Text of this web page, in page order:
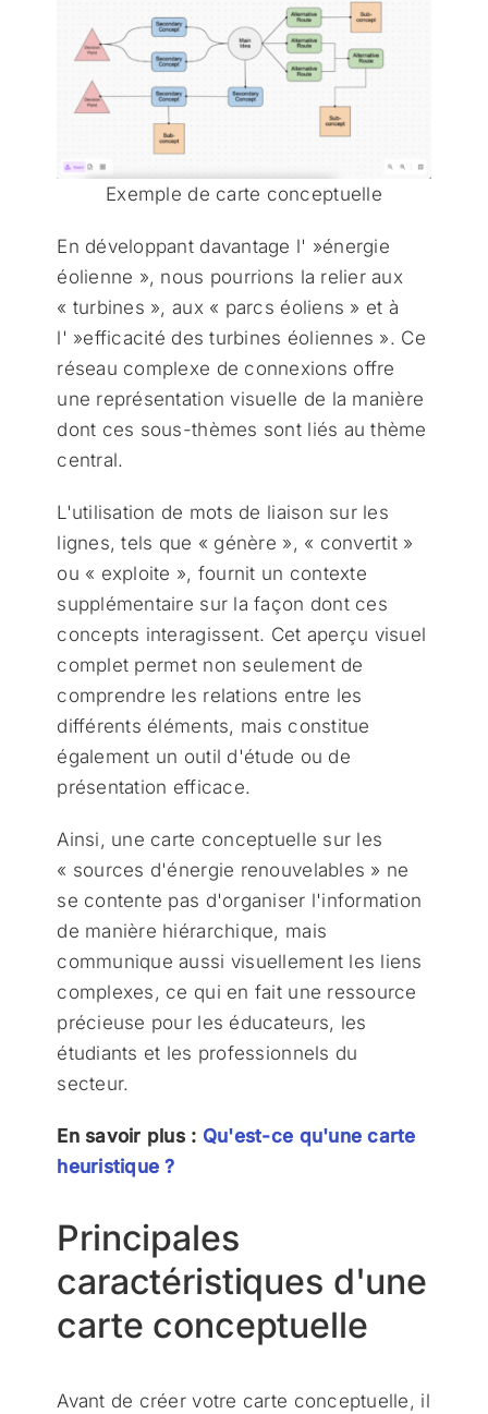
Exemple de carte conceptuelle
En développant davantage l' »énergie
éolienne », nous pourrions la relier aux
« turbines », aux « parcs éoliens » et à
l' »efficacité des turbines éoliennes ». Ce
réseau complexe de connexions offre
une représentation visuelle de la manière
dont ces sous-thèmes sont liés au thème
central.
L'utilisation de mots de liaison sur les
lignes, tels que « génère », « convertit »
ou « exploite », fournit un contexte
supplémentaire sur la façon dont ces
concepts interagissent. Cet aperçu visuel
complet permet non seulement de
comprendre les relations entre les
différents éléments, mais constitue
également un outil d'étude ou de
présentation efficace.
Ainsi, une carte conceptuelle sur les
« sources d'énergie renouvelables » ne
se contente pas d'organiser l'information
de manière hiérarchique, mais
communique aussi visuellement les liens
complexes, ce qui en fait une ressource
précieuse pour les éducateurs, les
étudiants et les professionnels du
secteur.
En savoir plus : Qu'est-ce qu'une carte
heuristique ?
Principales
caractéristiques d'une
carte conceptuelle
Avant de créer votre carte conceptuelle, il